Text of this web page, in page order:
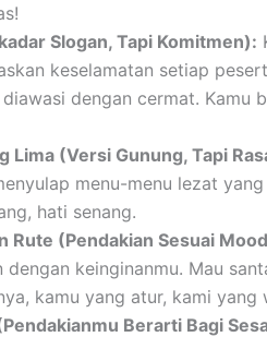
Slogan, Tapi Komitmen):
keselamatan setiap
dengan cermat. Kamu
Lima (Versi Gunung, Tapi
menu-menu lezat
hati senang.
Rute (Pendakian Sesuai
keinginanmu. Mau
kamu yang atur, kami yang
Berarti Bagi